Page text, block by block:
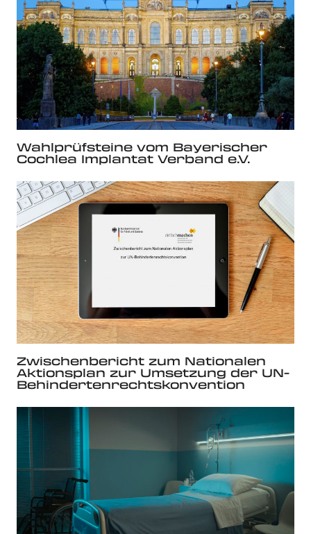
Wahlprüfsteine vom Bayerischer
Cochlea Implantat Verband e.V.
Zwischenbericht zum Nationalen
Aktionsplan zur Umsetzung der UN-
Behindertenrechtskonvention